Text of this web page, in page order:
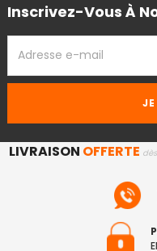
Inscrivez-Vous À
EMAIL
LIVRAISON OFFERTE